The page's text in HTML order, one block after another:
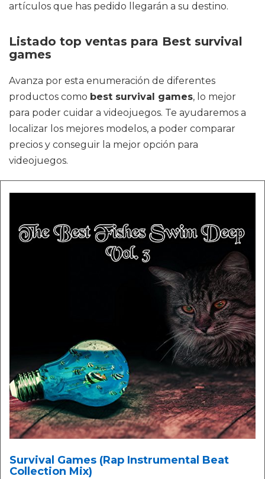
artículos que has pedido llegarán a su destino.
Listado top ventas para Best survival
games
Avanza por esta enumeración de diferentes
productos como best survival games, lo mejor
para poder cuidar a videojuegos. Te ayudaremos a
localizar los mejores modelos, a poder comparar
precios y conseguir la mejor opción para
videojuegos.
Survival Games (Rap Instrumental Beat
Collection Mix)